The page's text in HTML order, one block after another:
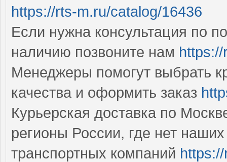
https://rts-m.ru/catalog/16436
Если нужна консультация по
наличию позвоните нам
Менеджеры помогут выбрать
качества и оформить заказ
Курьерская доставка по
регионы России, где нет
транспортных компаний